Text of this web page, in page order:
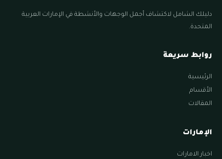
دليلك الشامل لاكتشاف أجمل الوجهات والأنشطة في الإمارات العربية
المتحدة.
روابط سريعة
الرئيسية
الأقسام
المقالات
الإمارات
اخبار الامارات